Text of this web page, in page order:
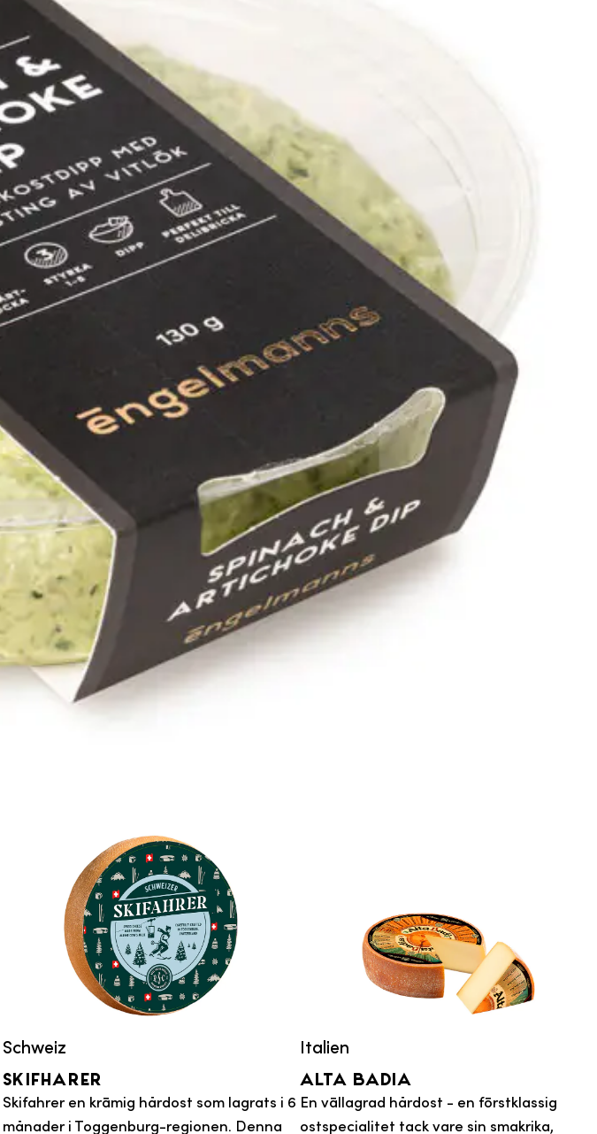
Schweiz
Skifharer
Skifahrer en krämig hårdost som lagrats i 6
månader i Toggenburg-regionen. Denna
Italien
Alta badia
En vällagrad hårdost - en förstklassig
ostspecialitet tack vare sin smakrika,